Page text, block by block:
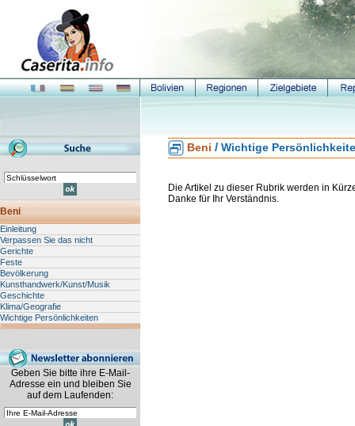
Beni
Einleitung
Verpassen Sie das nicht
Gerichte
Feste
Bevölkerung
Kunsthandwerk/Kunst/Musik
Geschichte
Klima/Geografie
Wichtige Persönlichkeiten
Geben Sie bitte ihre E-Mail-
Adresse ein und bleiben Sie
auf dem Laufenden:
Beni / Wichtige
Die Artikel zu dieser Rubrik werden in
Danke für Ihr Verständnis.